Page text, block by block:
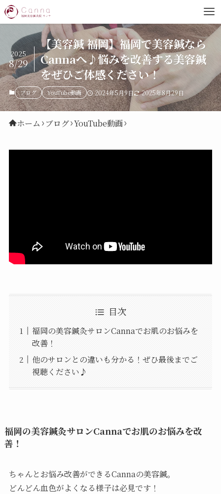
【美容鍼 福岡】福岡で美容鍼なら
Cannaへ♪悩みを改善する美容鍼
をぜひご体感ください！
2025
8/29
ブログ YouTube動画 2024年5月9日 2025年8月29日
ホーム ブログ YouTube動画
目次
福岡の美容鍼灸サロンCannaでお肌のお悩みを
改善！
他のサロンとの違いも分かる！ぜひ最後までご
視聴ください♪
福岡の美容鍼灸サロンCannaでお肌のお悩みを改
善！
ちゃんとお悩み改善ができるCannaの美容鍼。
どんどん血色がよくなる様子は必見です！